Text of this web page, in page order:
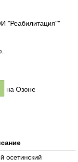
"Реабилитация""
на Озоне
осетинский